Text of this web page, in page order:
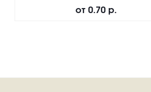
от 0.70 р.